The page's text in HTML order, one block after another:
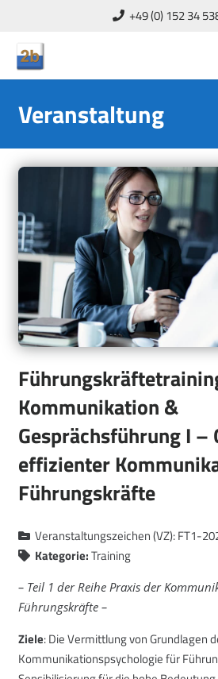
+49 (0) 152 34
Veranstaltung
Kommunikation &
Gesprächsführung I –
effizienter
Führungskräfte
Veranstaltungszeichen (VZ):FT1-
Kategorie:Training
– Teil 1 der Reihe Praxis der
Führungskräfte –
Ziele: Die Vermittlung von Grundlagen
Kommunikationspsychologie für